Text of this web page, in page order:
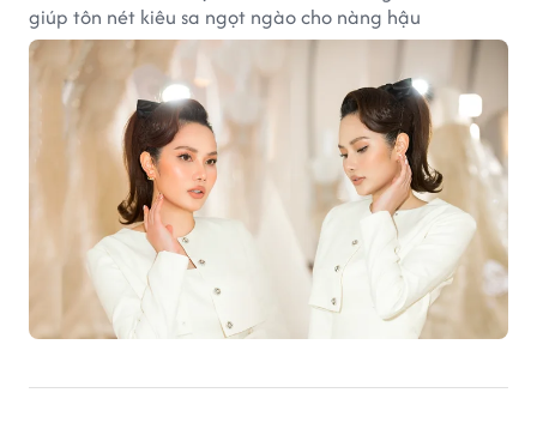
giúp tôn nét kiêu sa ngọt ngào cho nàng hậu